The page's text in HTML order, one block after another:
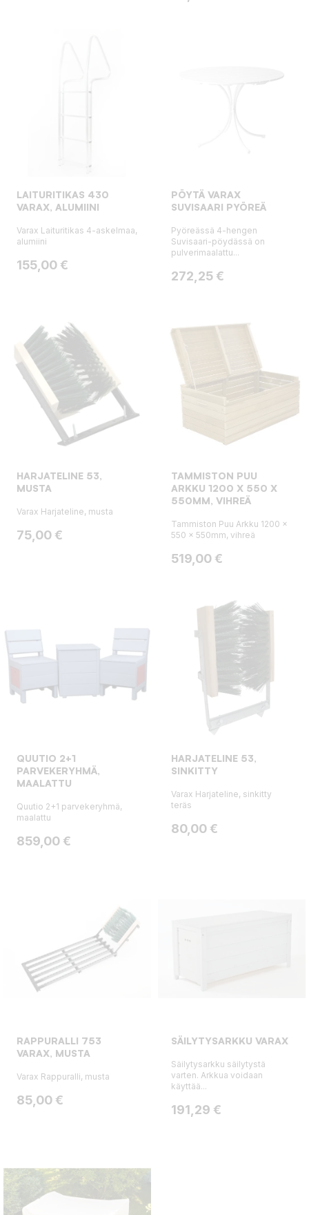
LAITURITIKAS 430
VARAX, ALUMIINI
Varax Laituritikas 4-askelmaa,
alumiini
Hinta
155,00 €
PÖYTÄ VARAX
SUVISAARI PYÖREÄ
Pyöreässä 4-hengen
Suvisaari-pöydässä on
pulverimaalattu...
Hinta
272,25 €
HARJATELINE 53,
MUSTA
Varax Harjateline, musta
Hinta
75,00 €
TAMMISTON PUU
ARKKU 1200 X 550 X
550MM, VIHREÄ
Tammiston Puu Arkku 1200 x
550 x 550mm, vihreä
Hinta
519,00 €
QUUTIO 2+1
PARVEKERYHMÄ,
MAALATTU
Quutio 2+1 parvekeryhmä,
maalattu
Hinta
859,00 €
HARJATELINE 53,
SINKITTY
Varax Harjateline, sinkitty
teräs
Hinta
80,00 €
RAPPURALLI 753
VARAX, MUSTA
Varax Rappuralli, musta
Hinta
85,00 €
SÄILYTYSARKKU VARAX
Säilytysarkku säilytystä
varten. Arkkua voidaan
käyttää...
Hinta
191,29 €